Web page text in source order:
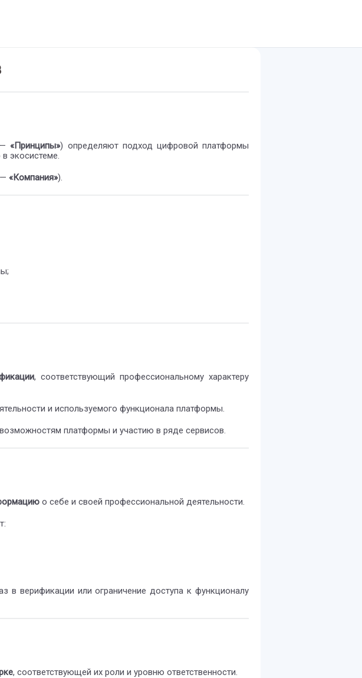
—«Принципы») определяют подход цифровой платформы
экосистеме.
«Компания»).
, соответствующий профессиональному характеру
и используемого функционала платформы.
платформы и участию в ряде сервисов.
о себе и своей профессиональной деятельности.
в верификации или ограничение доступа к функционалу
, соответствующей их роли и уровню ответственности.